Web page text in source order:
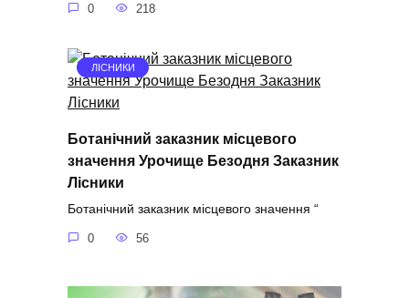
0 218
ЛІСНИКИ
Ботанічний заказник місцевого
значення Урочище Безодня Заказник
Лісники
Ботанічний заказник місцевого значення “
0 56